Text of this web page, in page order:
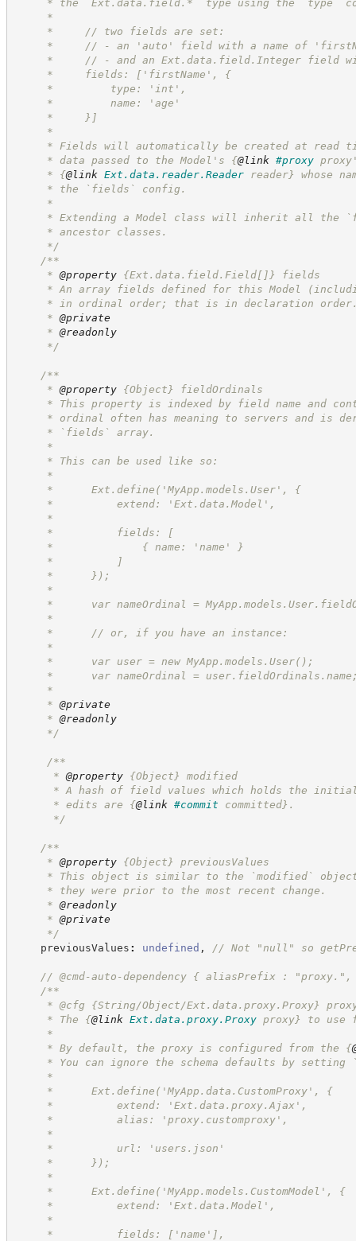
* the `Ext.data.field.*` type using the `type`
*
*     // two fields are set:
*     // - an 'auto' field with a name of
*     // - and an Ext.data.field.Integer field
*     fields: ['firstName', {
*         type: 'int',
*         name: 'age'
*     }]
*
* Fields will automatically be created at read
* data passed to the Model's {@link #proxy
* {@link Ext.data.reader.Reader reader} whose
* the `fields` config.
*
* Extending a Model class will inherit all the
* ancestor classes.
*/
/**
* @property {Ext.data.field.Field[]}
fields
* An array fields defined for this Model
* in ordinal order; that is in declaration
* @private
* @readonly
*/
/**
* @property {Object}
fieldOrdinals
* This property is indexed by field name and
* ordinal often has meaning to servers and is
* `fields` array.
*
* This can be used like so:
*
*      Ext.define('MyApp.models.User', {
*          extend: 'Ext.data.Model',
*
*          fields: [
*              { name: 'name' }
*          ]
*      });
*
*      var nameOrdinal =
*
*      // or, if you have an instance:
*
*      var user = new MyApp.models.User();
*      var nameOrdinal =
*
* @private
* @readonly
*/
/**
* @property {Object}
modified
* A hash of field values which holds the initial
* edits are {@link #commit committed} .
*/
/**
* @property {Object}
previousValues
* This object is similar to the `modified` object
* they were prior to the most recent change.
* @readonly
* @private
*/
previousValues : undefined , // Not "null" so
// @cmd-auto-dependency { aliasPrefix :
/**
* @cfg {String/Object/Ext.data.proxy.Proxy}
* The {@link Ext.data.proxy.Proxy proxy} to use
*
* By default, the proxy is configured from the {
* You can ignore the schema defaults by setting
*
*      Ext.define('MyApp.data.CustomProxy', {
*          extend: 'Ext.data.proxy.Ajax',
*          alias: 'proxy.customproxy',
*
*          url: 'users.json'
*      });
*
*      Ext.define('MyApp.models.CustomModel', {
*          extend: 'Ext.data.Model',
*
*          fields: ['name'],